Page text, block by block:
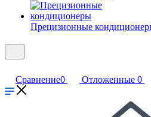
Прецизионные
Сравнение0 Отложенные 0